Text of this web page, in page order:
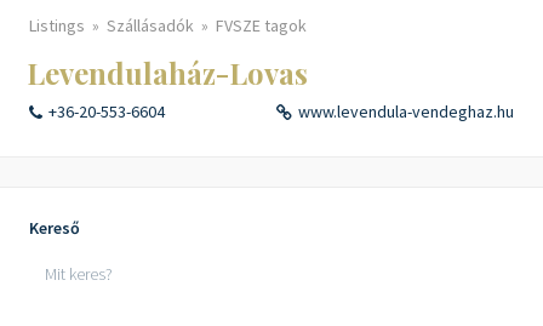
Listings Szállásadók FVSZE tagok
Levendulaház-Lovas
+36-20-553-6604 www.levendula-vendeghaz.hu
Kereső